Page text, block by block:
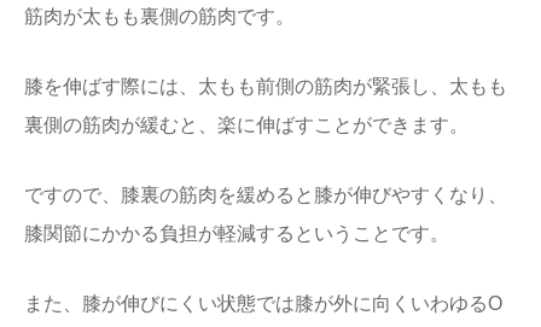
筋肉が太もも裏側の筋肉です。
膝を伸ばす際には、太もも前側の筋肉が緊張し、太もも
裏側の筋肉が緩むと、楽に伸ばすことができます。
ですので、膝裏の筋肉を緩めると膝が伸びやすくなり、
膝関節にかかる負担が軽減するということです。
また、膝が伸びにくい状態では膝が外に向くいわゆるO